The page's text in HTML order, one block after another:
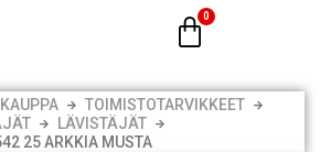
TOIMISTOTARVIKKEET
LÄVISTÄJÄT
25 ARKKIA MUSTA